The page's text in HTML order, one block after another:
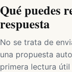
Qué puedes
respuesta
No se trata de
una propuesta
primera lectura